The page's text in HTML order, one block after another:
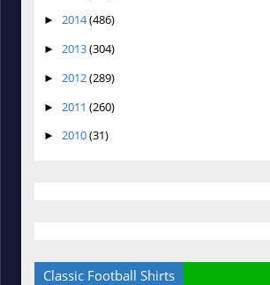
► 2014(486)
► 2013(304)
► 2012(289)
► 2011 (260)
► 2010(31)
Classic Football Shirts